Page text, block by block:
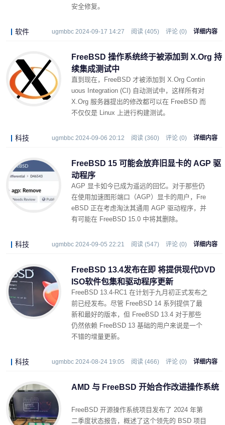
安全修复。
软件 ugmbbc 2024-09-17 14:27 阅读 (405) 评论 (0) 详细内容
FreeBSD 操作系统终于被添加到 X.Org 持
续集成测试中
直到现在，FreeBSD 才被添加到 X.Org Contin
uous Integration (CI) 自动测试中，这样所有对
X.Org 服务器提出的修改都可以在 FreeBSD 而
不仅仅是 Linux 上进行构建测试。
科技 ugmbbc 2024-09-06 20:12 阅读 (360) 评论 (0) 详细内容
FreeBSD 15 可能会放弃旧显卡的 AGP 驱
动程序
AGP 显卡如今已成为遥远的回忆。对于那些仍
在使用加速图形端口（AGP）显卡的用户，Fre
eBSD 正在考虑淘汰其通用 AGP 驱动程序，并
有可能在 FreeBSD 15.0 中将其删除。
科技 ugmbbc 2024-09-05 22:21 阅读 (547) 评论 (0) 详细内容
FreeBSD 13.4发布在即 将提供现代DVD
ISO软件包集和驱动程序更新
FreeBSD 13.4-RC1 在计划于九月初正式发布之
前已经发布。尽管 FreeBSD 14 系列提供了最
新和最好的版本，但 FreeBSD 13.4 对于那些
仍然依赖 FreeBSD 13 基础的用户来说是一个
不错的增量更新。
科技 ugmbbc 2024-08-24 19:05 阅读 (466) 评论 (0) 详细内容
AMD 与 FreeBSD 开始合作改进操作系统
FreeBSD 开源操作系统项目发布了 2024 年第
二季度状态报告，概述了这个领先的 BSD 项目